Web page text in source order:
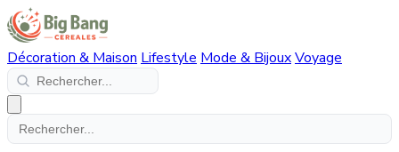
Décoration & Maison Lifestyle Mode & BijouxVoyage